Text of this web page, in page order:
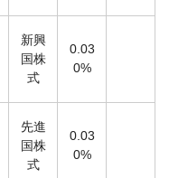
新興
国株
式
0.03
0%
先進
国株
式
0.03
0%